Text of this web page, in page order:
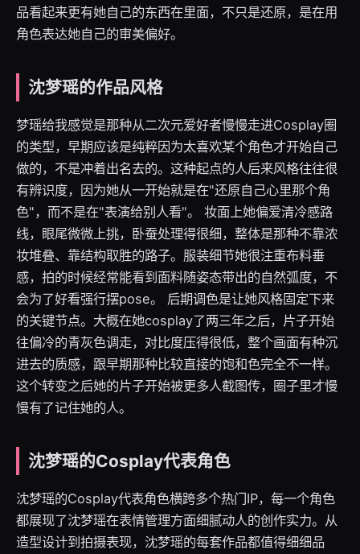
品看起来更有她自己的东西在里面，不只是还原，是在用
角色表达她自己的审美偏好。
沈梦瑶的作品风格
梦瑶给我感觉是那种从二次元爱好者慢慢走进Cosplay圈
的类型，早期应该是纯粹因为太喜欢某个角色才开始自己
做的，不是冲着出名去的。这种起点的人后来风格往往很
有辨识度，因为她从一开始就是在"还原自己心里那个角
色"，而不是在"表演给别人看"。 妆面上她偏爱清冷感路
线，眼尾微微上挑，卧蚕处理得很细，整体是那种不靠浓
妆堆叠、靠结构取胜的路子。服装细节她很注重布料垂
感，拍的时候经常能看到面料随姿态带出的自然弧度，不
会为了好看强行摆pose。 后期调色是让她风格固定下来
的关键节点。大概在她cosplay了两三年之后，片子开始
往偏冷的青灰色调走，对比度压得很低，整个画面有种沉
进去的质感，跟早期那种比较直接的饱和色完全不一样。
这个转变之后她的片子开始被更多人截图传，圈子里才慢
慢有了记住她的人。
沈梦瑶的Cosplay代表角色
沈梦瑶的Cosplay代表角色横跨多个热门IP，每一个角色
都展现了沈梦瑶在表情管理方面细腻动人的创作实力。从
造型设计到拍摄表现，沈梦瑶的每套作品都值得细细品